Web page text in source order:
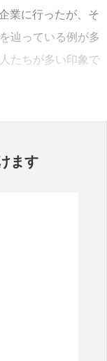
業に行ったが、そ
辿っている例が多
たちが多い印象で
ます